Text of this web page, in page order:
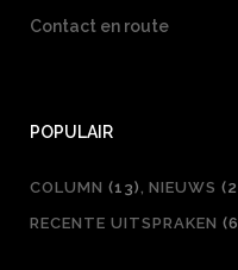
Contact en route
POPULAIR
COLUMN (13) NIEUWS
RECENTE UITSPRAKEN